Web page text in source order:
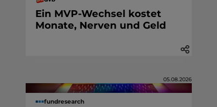
Ein MVP-Wechsel kostet
Monate, Nerven und Geld
05.08.2026
fundresearch